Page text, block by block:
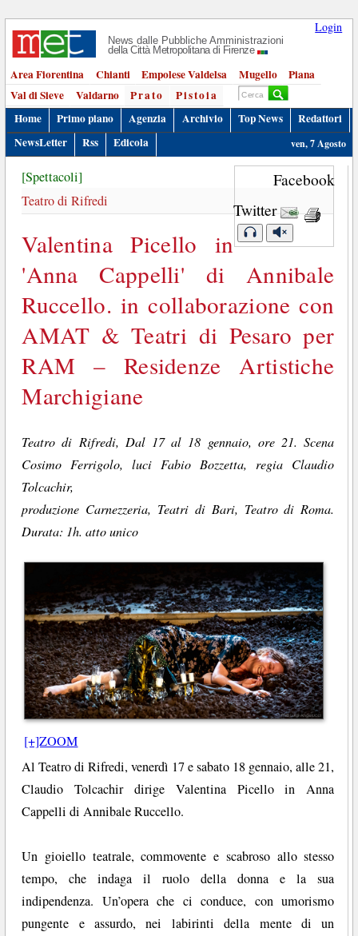
Login
News dalle Pubbliche Amministrazioni
della Città Metropolitana di Firenze
Area Fiorentina Chianti Empolese Valdelsa Mugello
Piana
Val di Sieve
Valdarno Prato
Pistoia
Home
Primo piano Agenzia Archivio Top News
Redattori
NewsLetter
Rss Edicola ven, 7 Agosto
Facebook
Twitter
[Spettacoli]
Teatro di Rifredi
Valentina Picello in
'Anna Cappelli' di Annibale
Ruccello. in collaborazione con
AMAT & Teatri di Pesaro per
RAM – Residenze Artistiche
Marchigiane
Teatro di Rifredi, Dal 17 al 18 gennaio, ore 21. Scena
Cosimo Ferrigolo, luci Fabio Bozzetta, regia Claudio
Tolcachir,
produzione Carnezzeria, Teatri di Bari, Teatro di Roma.
Durata: 1h. atto unico
[+]ZOOM
Al Teatro di Rifredi, venerdì 17 e sabato 18 gennaio, alle 21,
Claudio Tolcachir dirige Valentina Picello in Anna
Cappelli di Annibale Ruccello.
Un gioiello teatrale, commovente e scabroso allo stesso
tempo, che indaga il ruolo della donna e la sua
indipendenza. Un’opera che ci conduce, con umorismo
pungente e assurdo, nei labirinti della mente di un